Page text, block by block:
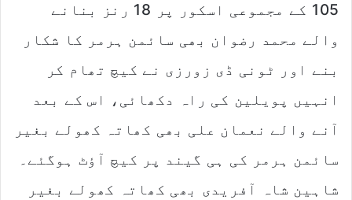
105 کے مجموعی اسکور پر 18 رنز بنانے
والے محمد رضوان بھی سائمن ہرمر کا شکار
بنے اور ٹونی ڈی زورزی نے کیچ تھام کر
انہیں پویلین کی راہ دکھائی، اس کے بعد
آنے والے نعمان علی بھی کھاتہ کھولے بغیر
سائمن ہرمر کی ہی گیند پر کیچ آؤٹ ہوگئے۔
شاہین شاہ آفریدی بھی کھاتہ کھولے بغیر